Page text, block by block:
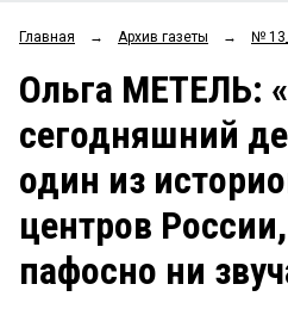
ОБЩЕСТВО
ЗАКОН
НОВОСТИ КОМПАНИЙ
СТИЛЬ ЖИЗНИ
Главная → Архив газеты → №
Ольга МЕТЕЛЬ:
сегодняшний
один из
центров
пафосно ни